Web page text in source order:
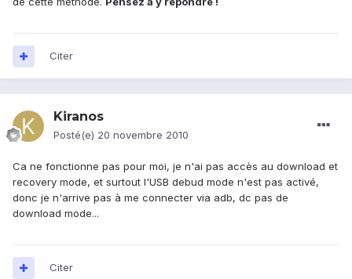
Citer
Kiranos
Posté(e) 20 novembre 2010
Ca ne fonctionne pas pour moi, je n'ai pas accès au download et
recovery mode, et surtout l'USB debud mode n'est pas activé,
donc je n'arrive pas à me connecter via adb, dc pas de
download mode...
Citer